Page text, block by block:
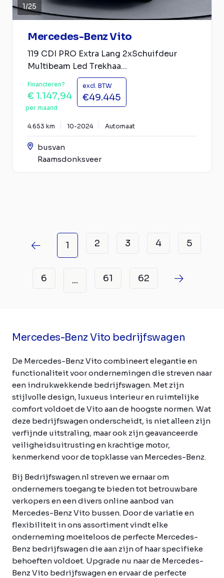
1/25
Mercedes-Benz Vito
119 CDI PRO Extra Lang 2xSchuifdeur
Multibeam Led Trekhaa...
Financieren?
€ 1.147,94
per maand
excl. BTW
€49.445
4.653 km 10-2024 Automaat
busvan
Raamsdonksveer
1 2 3 4 5
6 ... 61 62
Mercedes-Benz Vito bedrijfswagen
De Mercedes-Benz Vito combineert elegantie en
functionaliteit voor ondernemingen die streven naar
een indrukwekkende bedrijfswagen. Met zijn
stijlvolle design, luxueus interieur en ruimtelijke
comfort voldoet de Vito aan de hoogste normen. Wat
deze bedrijfswagen onderscheidt, is niet alleen zijn
verfijnde uitstraling, maar ook zijn geavanceerde
veiligheidsuitrusting en krachtige motor,
kenmerkend voor de topklasse van Mercedes-Benz.
Bij Bedrijfswagen.nl streven we ernaar om
ondernemers toegang te bieden tot betrouwbare
verkopers en een divers online aanbod van
Mercedes-Benz Vito bussen. Door de variatie en
flexibiliteit in ons assortiment vindt elke
onderneming moeiteloos de perfecte Mercedes-
Benz bedrijfswagen die aan zijn of haar specifieke
behoeften voldoet. Upgrade nu naar de Mercedes-
Benz Vito bedrijfswagen en ervaar de perfecte